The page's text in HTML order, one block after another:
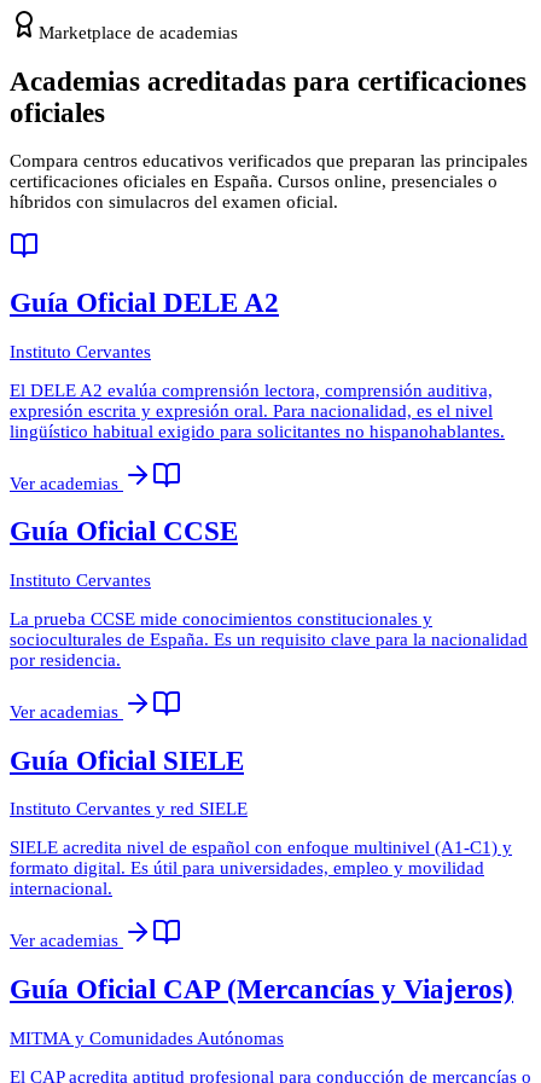
Marketplace de academias
Academias acreditadas para certificaciones
oficiales
Compara centros educativos verificados que preparan las principales
certificaciones oficiales en España. Cursos online, presenciales o
híbridos con simulacros del examen oficial.
Guía Oficial DELE A2
Instituto Cervantes
El DELE A2 evalúa comprensión lectora, comprensión auditiva,
expresión escrita y expresión oral. Para nacionalidad, es el nivel
lingüístico habitual exigido para solicitantes no hispanohablantes.
Ver academias
Guía Oficial CCSE
Instituto Cervantes
La prueba CCSE mide conocimientos constitucionales y
socioculturales de España. Es un requisito clave para la nacionalidad
por residencia.
Ver academias
Guía Oficial SIELE
Instituto Cervantes y red SIELE
SIELE acredita nivel de español con enfoque multinivel (A1-C1) y
formato digital. Es útil para universidades, empleo y movilidad
internacional.
Ver academias
Guía Oficial CAP (Mercancías y Viajeros)
MITMA y Comunidades Autónomas
El CAP acredita aptitud profesional para conducción de mercancías o